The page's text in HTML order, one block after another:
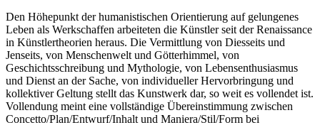
Den Höhepunkt der humanistischen Orientierung auf gelungenes
Leben als Werkschaffen arbeiteten die Künstler seit der Renaissance
in Künstlertheorien heraus. Die Vermittlung von Diesseits und
Jenseits, von Menschenwelt und Götterhimmel, von
Geschichtsschreibung und Mythologie, von Lebensenthusiasmus
und Dienst an der Sache, von individueller Hervorbringung und
kollektiver Geltung stellt das Kunstwerk dar, so weit es vollendet ist.
Vollendung meint eine vollständige Übereinstimmung zwischen
Concetto/Plan/Entwurf/Inhalt und Maniera/Stil/Form bei